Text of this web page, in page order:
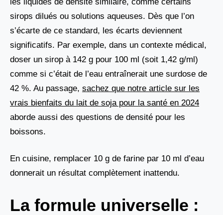
sirops dilués ou solutions aqueuses. Dès que l’on
s’écarte de ce standard, les écarts deviennent
significatifs. Par exemple, dans un contexte médical,
doser un sirop à 142 g pour 100 ml (soit 1,42 g/ml)
comme si c’était de l’eau entraînerait une surdose de
42 %. Au passage, sachez que notre article sur les
vrais bienfaits du lait de soja pour la santé en 2024
aborde aussi des questions de densité pour les
boissons.
En cuisine, remplacer 10 g de farine par 10 ml d’eau
donnerait un résultat complètement inattendu.
La formule universelle :